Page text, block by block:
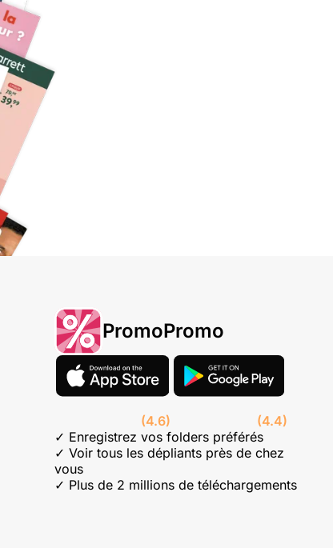
PromoPromo
(4.6)
(4.4)
✓ Enregistrez vos folders préférés
✓ Voir tous les dépliants près de chez
vous
✓ Plus de 2 millions de téléchargements